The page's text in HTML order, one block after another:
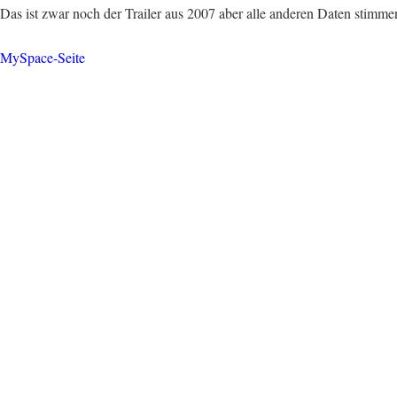
Das ist zwar noch der Trailer aus 2007 aber alle anderen Daten
MySpace-Seite